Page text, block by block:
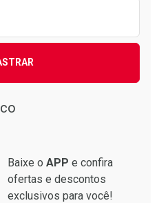
Baixe o APP e confira
ofertas e descontos
exclusivos para você!